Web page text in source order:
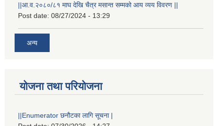
||आ.व.२०८०/८१ माघ देखि चैत्र मसान्त सम्मको आय व्यय विवरण ||
Post date: 08/27/2024 - 13:29
अन्य
योजना तथा परियोजना
||Enumerator छनौटका लागि सूचना |